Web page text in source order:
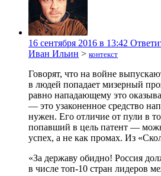
16 сентября 2016 в 13:42
Иван Ильин > контекст
Говорят, что на войне
в людей попадает мизерный
равно нападающему это
— это узаконенное средство
нужен. Его отличие от пули в
попавший в цель патент —
успех, а не как промах. Из
«За державу обидно! Россия
в числе топ-10 стран лидеров